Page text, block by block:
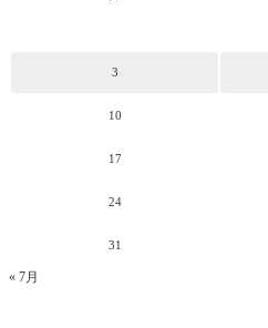
3
10
17
24
31
« 7月